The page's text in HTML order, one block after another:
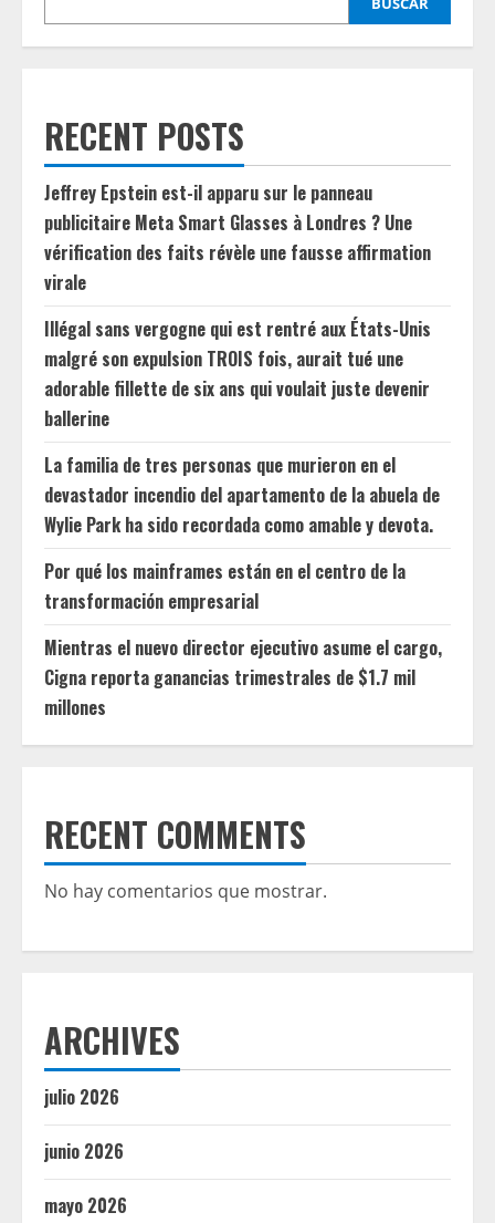
RECENT POSTS
Jeffrey Epstein est-il apparu sur le panneau
publicitaire Meta Smart Glasses à Londres ? Une
vérification des faits révèle une fausse affirmation
virale
Illégal sans vergogne qui est rentré aux États-Unis
malgré son expulsion TROIS fois, aurait tué une
adorable fillette de six ans qui voulait juste devenir
ballerine
La familia de tres personas que murieron en el
devastador incendio del apartamento de la abuela de
Wylie Park ha sido recordada como amable y devota.
Por qué los mainframes están en el centro de la
transformación empresarial
Mientras el nuevo director ejecutivo asume el cargo,
Cigna reporta ganancias trimestrales de $1.7 mil
millones
RECENT COMMENTS
No hay comentarios que mostrar.
ARCHIVES
julio 2026
junio 2026
mayo 2026